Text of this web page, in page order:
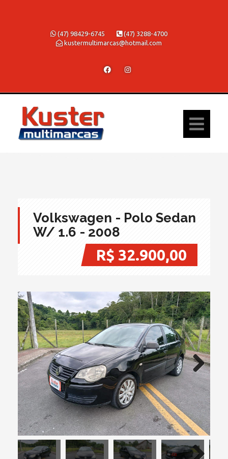
(47) 98429-6745
(47) 3288-4700
kustermultimarcas@hotmail.com
Volkswagen - Polo Sedan
W/ 1.6 - 2008
R$ 32.900,00